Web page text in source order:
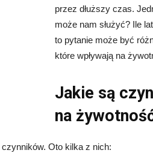
przez dłuższy czas.
może nam służyć? Ile
to pytanie może być
które wpływają na
Jakie są
na
Oto kilka z nich: